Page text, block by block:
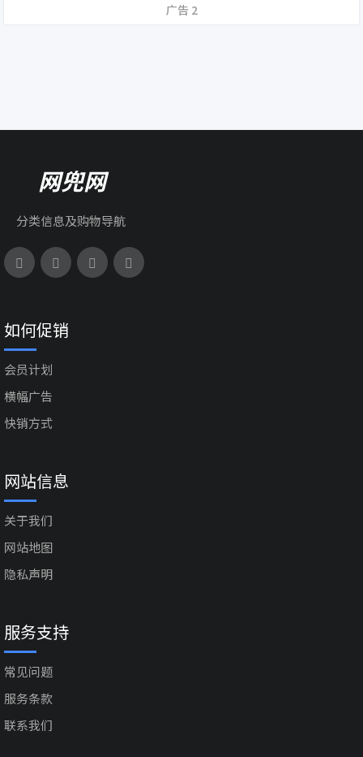
广告 2
网兜网
分类信息及购物导航
如何促销
会员计划
横幅广告
快销方式
网站信息
关于我们
网站地图
隐私声明
服务支持
常见问题
服务条款
联系我们